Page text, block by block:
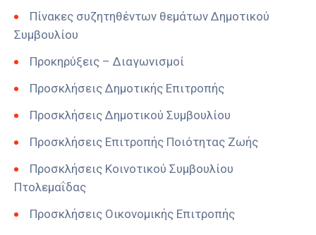
Πίνακες συζητηθέντων θεμάτων Δημοτικού
Συμβουλίου
Προκηρύξεις – Διαγωνισμοί
Προσκλήσεις Δημοτικής Επιτροπής
Προσκλήσεις Δημοτικού Συμβουλίου
Προσκλήσεις Επιτροπής Ποιότητας Ζωής
Προσκλήσεις Κοινοτικού Συμβουλίου
Πτολεμαΐδας
Προσκλήσεις Οικονομικής Επιτροπής